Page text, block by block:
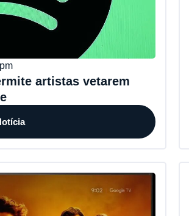
artistas vetarem